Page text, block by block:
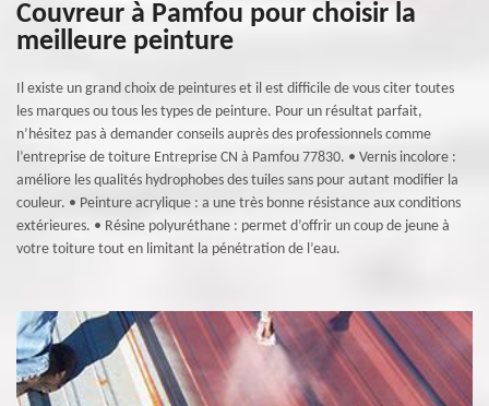
Couvreur à Pamfou pour choisir la
meilleure peinture
Il existe un grand choix de peintures et il est difficile de vous citer toutes
les marques ou tous les types de peinture. Pour un résultat parfait,
n’hésitez pas à demander conseils auprès des professionnels comme
l’entreprise de toiture Entreprise CN à Pamfou 77830. • Vernis incolore :
améliore les qualités hydrophobes des tuiles sans pour autant modifier la
couleur. • Peinture acrylique : a une très bonne résistance aux conditions
extérieures. • Résine polyuréthane : permet d’offrir un coup de jeune à
votre toiture tout en limitant la pénétration de l’eau.